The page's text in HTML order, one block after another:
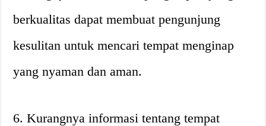
berkualitas dapat membuat pengunjung
kesulitan untuk mencari tempat menginap
yang nyaman dan aman.
6. Kurangnya informasi tentang tempat